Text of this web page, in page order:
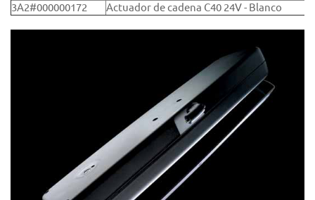
3A2#000000172
Actuador de cadena C40 24V - Blanco